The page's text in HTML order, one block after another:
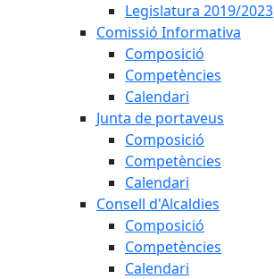
Legislatura 2019/2023
Comissió Informativa
Composició
Competències
Calendari
Junta de portaveus
Composició
Competències
Calendari
Consell d'Alcaldies
Composició
Competències
Calendari